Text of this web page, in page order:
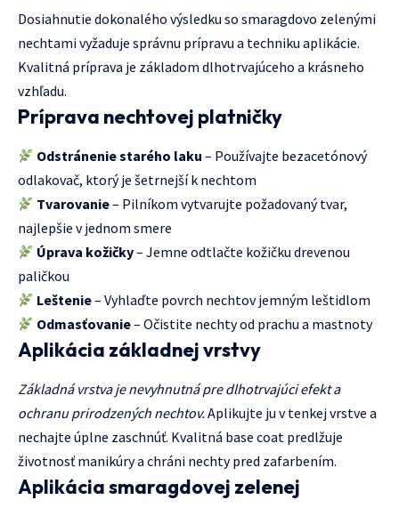
Dosiahnutie dokonalého výsledku so smaragdovo zelenými
nechtami vyžaduje správnu prípravu a techniku aplikácie.
Kvalitná príprava je základom dlhotrvajúceho a krásneho
vzhľadu.
Príprava nechtovej platničky
Odstránenie starého laku – Používajte bezacetónový
odlakovač, ktorý je šetrnejší k nechtom
Tvarovanie– Pilníkom vytvarujte požadovaný tvar,
najlepšie v jednom smere
Úprava kožičky– Jemne odtlačte kožičku drevenou
paličkou
Leštenie– Vyhlaďte povrch nechtov jemným leštidlom
Odmasťovanie– Očistite nechty od prachu a mastnoty
Aplikácia základnej vrstvy
Základná vrstva je nevyhnutná pre dlhotrvajúci efekt a
ochranu prirodzených nechtov. Aplikujte ju v tenkej vrstve a
nechajte úplne zaschnúť. Kvalitná base coat predlžuje
životnosť manikúry a chráni nechty pred zafarbením.
Aplikácia smaragdovej zelenej